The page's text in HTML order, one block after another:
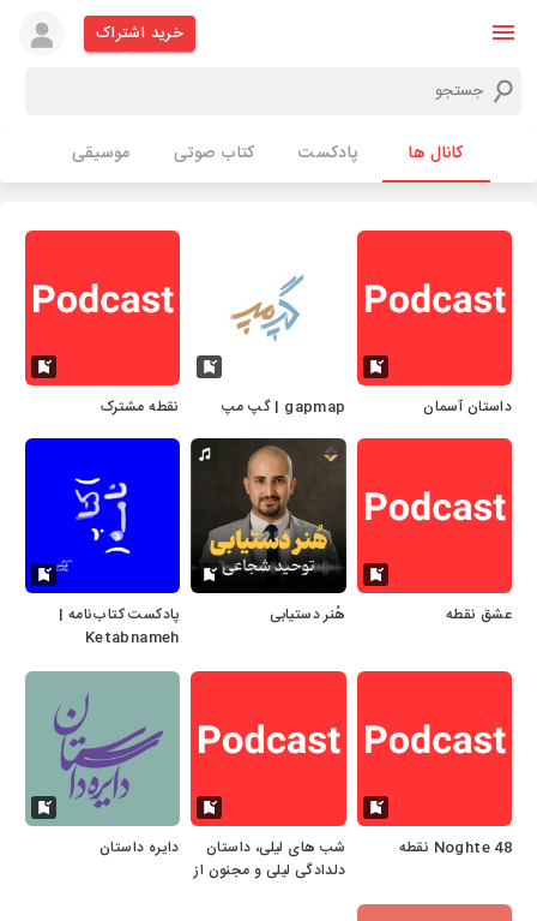
خرید اشتراک
کانال ها پادکست کتاب صوتی موسیقی
داستان آسمان gapmap | گپ مپ نقطه مشترک
عشق نقطه هُنر دستیابی
پادکست کتاب‌نامه |
Ketabnameh
Noghte 48 نقطه
شب های لیلی، داستان
دلدادگی لیلی و مجنون از
دایره داستان